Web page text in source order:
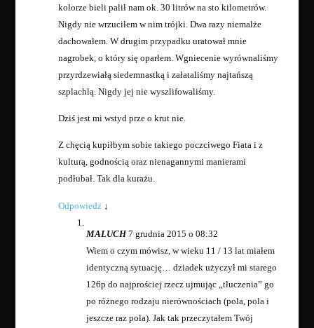
kolorze bieli palił nam ok. 30 litrów na sto kilometrów.
Nigdy nie wrzuciłem w nim trójki. Dwa razy niemalże
dachowałem. W drugim przypadku uratował mnie
nagrobek, o który się oparłem. Wgniecenie wyrównaliśmy
przyrdzewiałą siedemnastką i załataliśmy najtańszą
szplachlą. Nigdy jej nie wyszlifowaliśmy.
Dziś jest mi wstyd prze o krut nie.
Z chęcią kupiłbym sobie takiego poczciwego Fiata i z
kulturą, godnością oraz nienagannymi manierami
podłubał. Tak dla kurażu.
Odpowiedz ↓
MALUCH7 grudnia 2015 o 08:32
Wiem o czym mówisz, w wieku 11 / 13 lat miałem
identyczną sytuację… dziadek użyczył mi starego
126p do najprościej rzecz ujmując „tłuczenia” go
po różnego rodzaju nierównościach (pola, pola i
jeszcze raz pola). Jak tak przeczytałem Twój